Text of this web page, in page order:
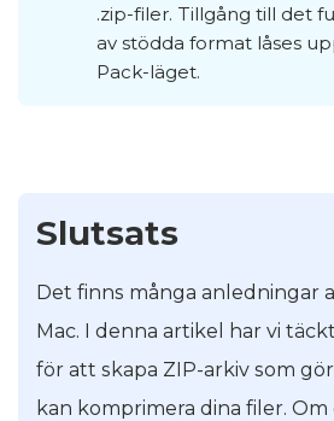
.zip-filer. Tillgång till det
av stödda format låses
Pack-läget.
Slutsats
Det finns många anledningar
Mac. I denna artikel har vi
för att skapa ZIP-arkiv som
kan komprimera dina filer.